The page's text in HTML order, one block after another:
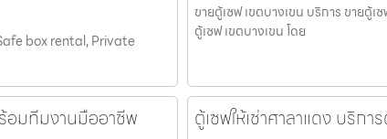
box rental, Private
ขายตู้เซฟ เขตบางเขน บริการ ขายตู้
ตู้เซฟ เขตบางเขน โดย
อมทีมงานมืออาชีพ
ตู้เซฟให้เช่าศาลาแดง บริก